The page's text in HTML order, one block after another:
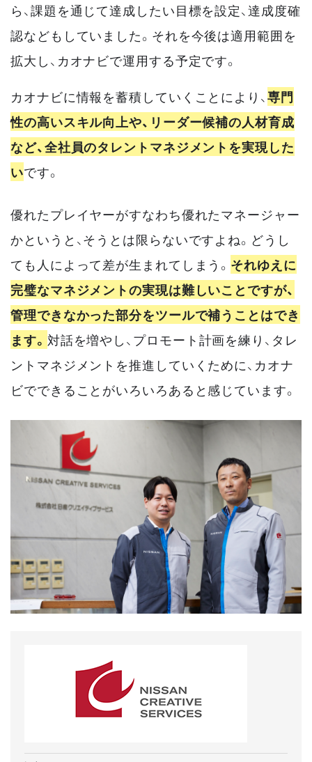
ら、課題を通じて達成したい目標を設定、達成度確
認などもしていました。それを今後は適用範囲を
拡大し、カオナビで運用する予定です。
カオナビに情報を蓄積していくことにより、専門
性の高いスキル向上や、リーダー候補の人材育成
など、全社員のタレントマネジメントを実現した
いです。
優れたプレイヤーがすなわち優れたマネージャー
かというと、そうとは限らないですよね。どうし
ても人によって差が生まれてしまう。 それゆえに
完璧なマネジメントの実現は難しいことですが、
管理できなかった部分をツールで補うことはでき
ます。 対話を増やし、プロモート計画を練り、タレ
ントマネジメントを推進していくために、カオナ
ビでできることがいろいろあると感じています。